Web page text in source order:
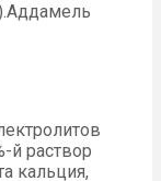
й раствор
кальция,